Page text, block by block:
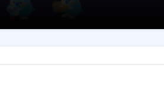
说·游戏·世界观 结缘修仙，...